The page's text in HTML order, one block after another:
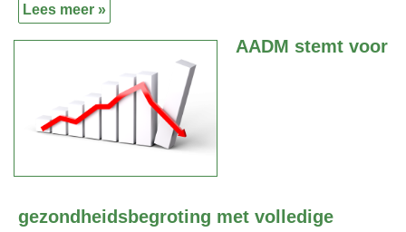
Lees meer »
AADM stemt voor
gezondheidsbegroting met volledige